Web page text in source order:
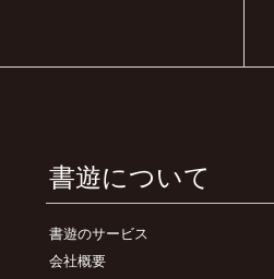
書遊について
書遊のサービス
会社概要